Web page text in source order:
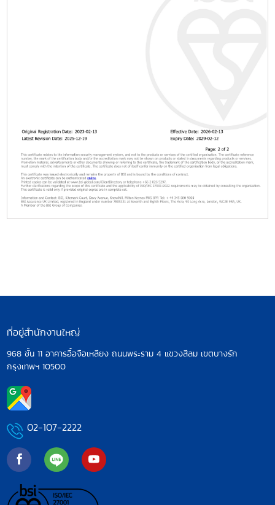
ที่อยู่สำนักงานใหญ่
968 ชั้น 11 อาคารอื้อจือเหลียง ถนนพระราม 4 แขวงสีลม เขตบางรัก
กรุงเทพฯ 10500
02-107-2222